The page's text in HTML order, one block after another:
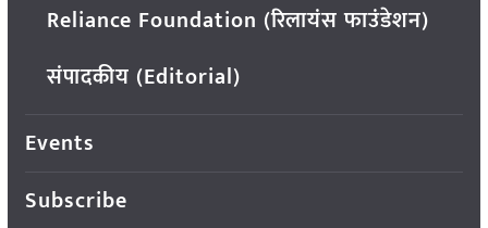
Reliance Foundation (रिलायंस फाउंडेशन)
संपादकीय (Editorial)
Events
Subscribe